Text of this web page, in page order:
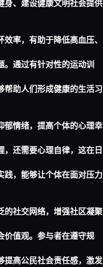
身、建设健康文明社会提供
率，有助于降低高血压、
通过有针对性的运动训
帮助人们形成健康的生活习
郁情绪，提高个体的心理幸
还需要心理自律，这在日
践，能够让个体在面对压力
的社交网络，增强社区凝聚
价值观。参与者在遵守规
提高公民社会责任感，激发